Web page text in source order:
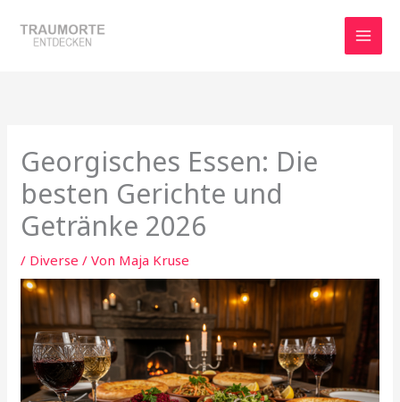
Inhalt
Georgisches Essen: Die
besten Gerichte und
Getränke 2026
/ Diverse / Von Maja Kruse